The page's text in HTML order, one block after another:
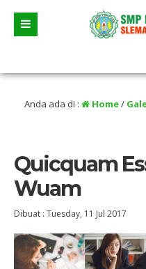
Anda ada di : Home/
Quicquam
Wuam
Dibuat : Tuesday, 11 Jul 2017